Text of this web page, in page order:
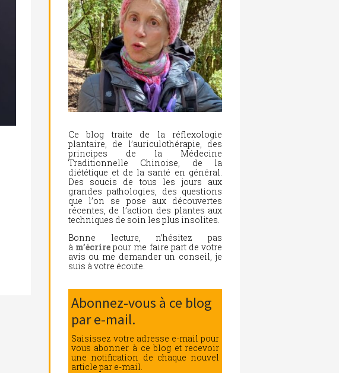
Ce blog traite de la réflexologie
plantaire, de l’auriculothérapie, des
principes de la Médecine
Traditionnelle Chinoise, de la
diététique et de la santé en général.
Des soucis de tous les jours aux
grandes pathologies, des questions
que l’on se pose aux découvertes
récentes, de l’action des plantes aux
techniques de soin les plus insolites.
Bonne lecture, n’hésitez pas
à m’écrire pour me faire part de votre
avis ou me demander un conseil, je
suis à votre écoute.
Abonnez-vous à ce blog
par e-mail.
Saisissez votre adresse e-mail pour
vous abonner à ce blog et recevoir
une notification de chaque nouvel
article par e-mail.